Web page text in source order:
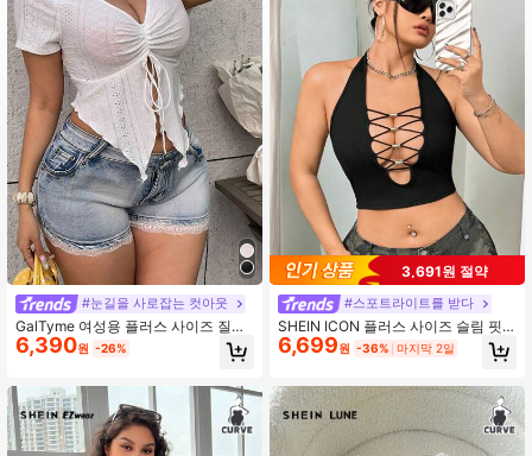
4.90 398K 팔로워
4.90 398K 팔로워
4.90 398K 팔로워
4.90 398K 팔로워
4.90 398K 팔로워
4.90 398K 팔로워
#눈길을 사로잡는 컷아웃
GalTyme 여성용 플러스 사이즈 질감
원단 드로스트링 프론트 단색 티셔츠
(여름)
6,390원 -26%
3,691원 절약
#스포트라이트를 받다
SHEIN ICON 플러스 사이즈 슬림 핏
딥 브이넥 비즈 장식 탱크탑 여름용
6,699원 -36% 마지막 2일